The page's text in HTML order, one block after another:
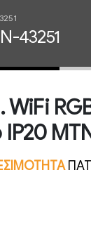
43251
WiFi